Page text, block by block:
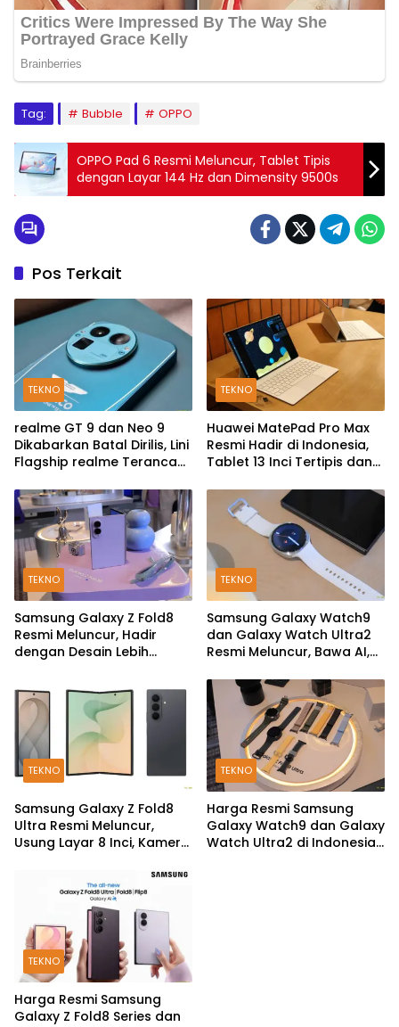
Tag: Bubble OPPO
OPPO Pad 6 Resmi Meluncur, Tablet Tipis
dengan Layar 144 Hz dan Dimensity 9500s
Pos Terkait
TEKNO
realme GT 9 dan Neo 9
Dikabarkan Batal Dirilis, Lini
Flagship realme Terancam
TEKNO
Huawei MatePad Pro Max
Resmi Hadir di Indonesia,
Tablet 13 Inci Tertipis dan
TEKNO
Samsung Galaxy Z Fold8
Resmi Meluncur, Hadir
dengan Desain Lebih
TEKNO
Samsung Galaxy Watch9
dan Galaxy Watch Ultra2
Resmi Meluncur, Bawa AI,
dan Fitur Kesehatan Baru
TEKNO
Samsung Galaxy Z Fold8
Ultra Resmi Meluncur,
Usung Layar 8 Inci, Kamera
TEKNO
Harga Resmi Samsung
Galaxy Watch9 dan Galaxy
Watch Ultra2 di Indonesia,
TEKNO
Harga Resmi Samsung
Galaxy Z Fold8 Series dan